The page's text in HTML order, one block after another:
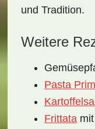
und Tradition.
Weitere
Pasta
Frittatamit